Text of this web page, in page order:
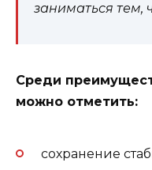
заниматься тем,
Среди
можно отметить:
сохранение